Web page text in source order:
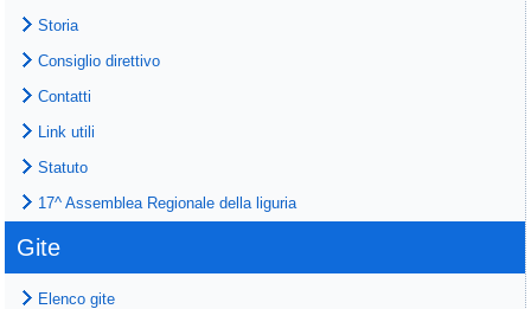
Storia
Consiglio direttivo
Contatti
Link utili
Statuto
17^ Assemblea Regionale della liguria
Gite
Elenco gite